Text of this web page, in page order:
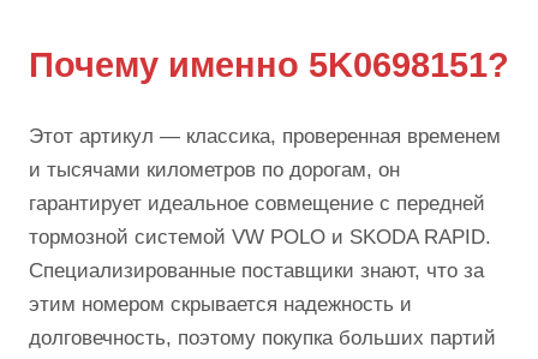
Почему именно 5K0698151?
Этот артикул — классика, проверенная временем
и тысячами километров по дорогам, он
гарантирует идеальное совмещение с передней
тормозной системой VW POLO и SKODA RAPID.
Специализированные поставщики знают, что за
этим номером скрывается надежность и
долговечность, поэтому покупка больших партий